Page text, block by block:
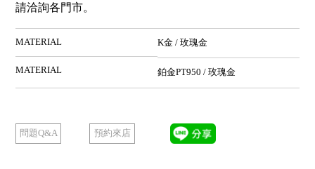
請洽詢各門市。
MATERIAL K金 / 玫瑰金
MATERIAL 鉑金PT950 / 玫瑰金
問題Q&A 預約來店